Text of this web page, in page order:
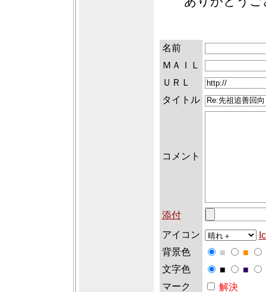
名前
ＭＡＩＬ
ＵＲＬ
タイトル
コメント
添付
アイコン
背景色
■ ■
文字色
■ ■
マーク
解決